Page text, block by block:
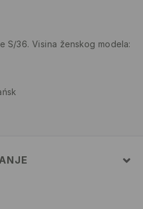
S/36. Visina ženskog modela: